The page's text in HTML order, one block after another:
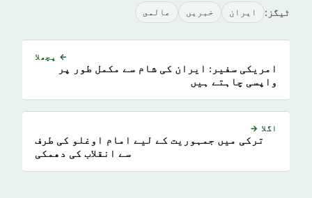
ٹیگز: ایران خبريں عالمى
← پچھلا
امریکی سفیر: ایران کی شام سے مکمل طور پر
واپسی چاہتے ہیں
اگلا →
ترکی میں جمہوریت کے لیے امام اوغلو کی طرف
سے انقلاب کی دھمکی